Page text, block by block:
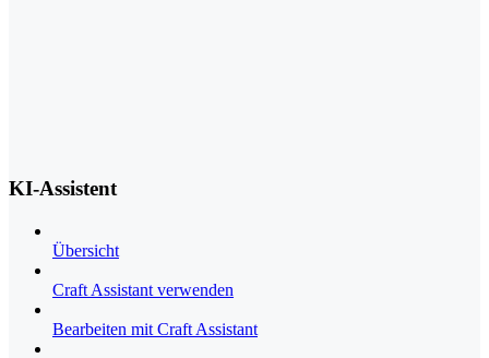
KI-Assistent
Übersicht
Craft Assistant verwenden
Bearbeiten mit Craft Assistant